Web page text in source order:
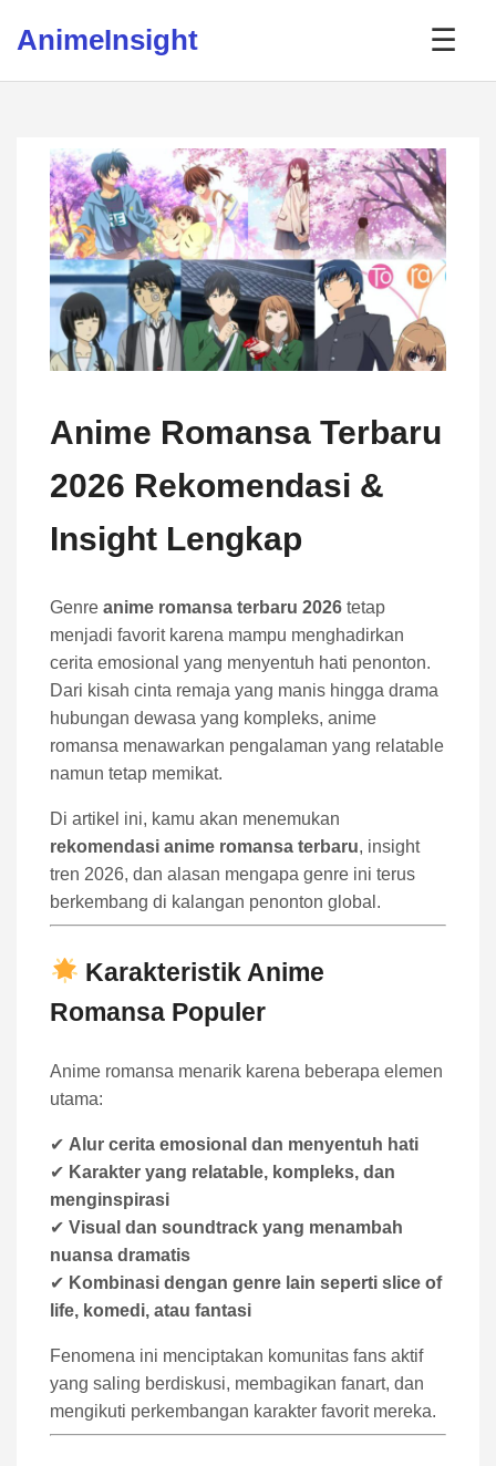
AnimeInsight ☰
Anime Romansa Terbaru
2026 Rekomendasi &
Insight Lengkap
Genre anime romansa terbaru 2026 tetap
menjadi favorit karena mampu menghadirkan
cerita emosional yang menyentuh hati penonton.
Dari kisah cinta remaja yang manis hingga drama
hubungan dewasa yang kompleks, anime
romansa menawarkan pengalaman yang relatable
namun tetap memikat.
Di artikel ini, kamu akan menemukan
rekomendasi anime romansa terbaru, insight
tren 2026, dan alasan mengapa genre ini terus
berkembang di kalangan penonton global.
Karakteristik Anime
Romansa Populer
Anime romansa menarik karena beberapa elemen
utama:
✔ Alur cerita emosional dan menyentuh hati
✔ Karakter yang relatable, kompleks, dan
menginspirasi
✔ Visual dan soundtrack yang menambah
nuansa dramatis
✔ Kombinasi dengan genre lain seperti slice of
life, komedi, atau fantasi
Fenomena ini menciptakan komunitas fans aktif
yang saling berdiskusi, membagikan fanart, dan
mengikuti perkembangan karakter favorit mereka.